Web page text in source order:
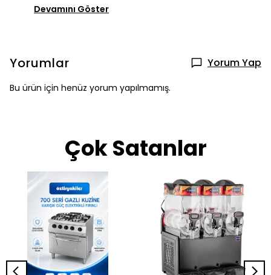
Devamını Göster
Yorumlar Yorum Yap
Bu ürün için henüz yorum yapılmamış.
Çok Satanlar